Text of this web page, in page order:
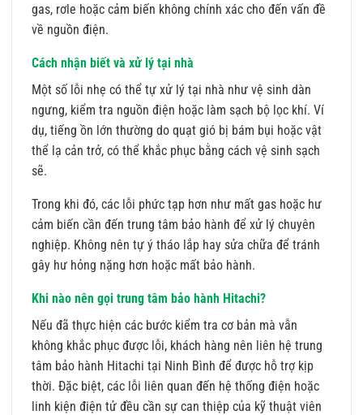
gas, rơle hoặc cảm biến không chính xác cho đến vấn đề
về nguồn điện.
Cách nhận biết và xử lý tại nhà
Một số lỗi nhẹ có thể tự xử lý tại nhà như vệ sinh dàn
ngưng, kiểm tra nguồn điện hoặc làm sạch bộ lọc khí. Ví
dụ, tiếng ồn lớn thường do quạt gió bị bám bụi hoặc vật
thể lạ cản trở, có thể khắc phục bằng cách vệ sinh sạch
sẽ.
Trong khi đó, các lỗi phức tạp hơn như mất gas hoặc hư
cảm biến cần đến trung tâm bảo hành để xử lý chuyên
nghiệp. Không nên tự ý tháo lắp hay sửa chữa để tránh
gây hư hỏng nặng hơn hoặc mất bảo hành.
Khi nào nên gọi trung tâm bảo hành Hitachi?
Nếu đã thực hiện các bước kiểm tra cơ bản mà vẫn
không khắc phục được lỗi, khách hàng nên liên hệ trung
tâm bảo hành Hitachi tại Ninh Bình để được hỗ trợ kịp
thời. Đặc biệt, các lỗi liên quan đến hệ thống điện hoặc
linh kiện điện tử đều cần sự can thiệp của kỹ thuật viên